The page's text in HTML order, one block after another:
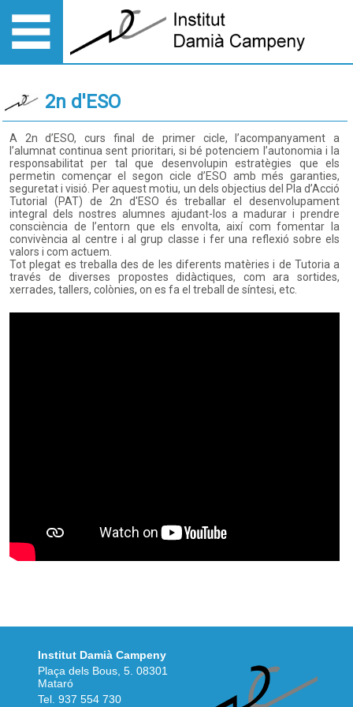
2n d'ESO
A 2n d’ESO, curs final de primer cicle, l’acompanyament a
l’alumnat continua sent prioritari, si bé potenciem l’autonomia i la
responsabilitat per tal que desenvolupin estratègies que els
permetin començar el segon cicle d’ESO amb més garanties,
seguretat i visió. Per aquest motiu, un dels objectius del Pla d’Acció
Tutorial (PAT) de 2n d'ESO és treballar el desenvolupament
integral dels nostres alumnes ajudant-los a madurar i prendre
consciència de l’entorn que els envolta, així com fomentar la
convivència al centre i al grup classe i fer una reflexió sobre els
valors i com actuem.
Tot plegat es treballa des de les diferents matèries i de Tutoria a
través de diverses propostes didàctiques, com ara sortides,
xerrades, tallers, colònies, on es fa el treball de síntesi, etc.
Institut Damià Campeny
Plaça dels Bous, 5. 08301
Mataró
Tel. 937 554 730